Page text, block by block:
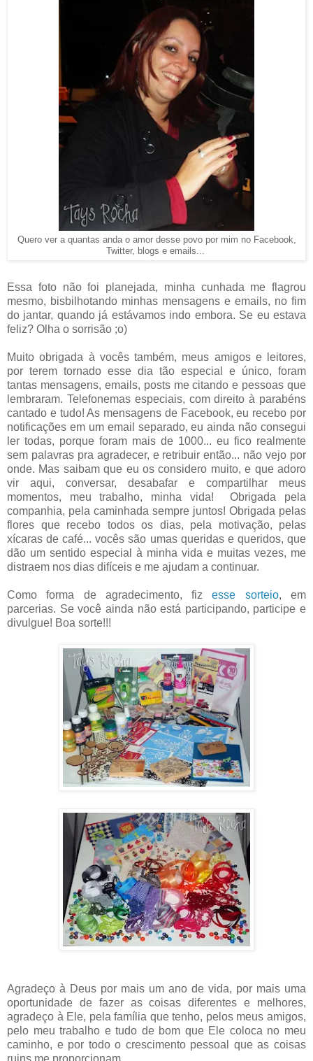
Quero ver a quantas anda o amor desse povo por mim no Facebook,
Twitter, blogs e emails...
Essa foto não foi planejada, minha cunhada me flagrou
mesmo, bisbilhotando minhas mensagens e emails, no fim
do jantar, quando já estávamos indo embora. Se eu estava
feliz? Olha o sorrisão ;o)
Muito obrigada à vocês também, meus amigos e leitores,
por terem tornado esse dia tão especial e único, foram
tantas mensagens, emails, posts me citando e pessoas que
lembraram. Telefonemas especiais, com direito à parabéns
cantado e tudo! As mensagens de Facebook, eu recebo por
notificações em um email separado, eu ainda não consegui
ler todas, porque foram mais de 1000... eu fico realmente
sem palavras pra agradecer, e retribuir então... não vejo por
onde. Mas saibam que eu os considero muito, e que adoro
vir aqui, conversar, desabafar e compartilhar meus
momentos, meu trabalho, minha vida! Obrigada pela
companhia, pela caminhada sempre juntos! Obrigada pelas
flores que recebo todos os dias, pela motivação, pelas
xícaras de café... vocês são umas queridas e queridos, que
dão um sentido especial à minha vida e muitas vezes, me
distraem nos dias difíceis e me ajudam a continuar.
Como forma de agradecimento, fizesse sorteio, em
parcerias. Se você ainda não está participando, participe e
divulgue! Boa sorte!!!
Agradeço à Deus por mais um ano de vida, por mais uma
oportunidade de fazer as coisas diferentes e melhores,
agradeço à Ele, pela família que tenho, pelos meus amigos,
pelo meu trabalho e tudo de bom que Ele coloca no meu
caminho, e por todo o crescimento pessoal que as coisas
ruins me proporcionam.